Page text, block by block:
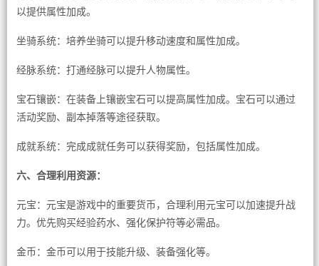
以提供属性加成。
坐骑系统：培养坐骑可以提升移动速度和属性加成。
经脉系统：打通经脉可以提升人物属性。
宝石镶嵌：在装备上镶嵌宝石可以提高属性加成。宝石可以通过
活动奖励、副本掉落等途径获取。
成就系统：完成成就任务可以获得奖励，包括属性加成。
六、合理利用资源：
元宝：元宝是游戏中的重要货币，合理利用元宝可以加速提升战
力。优先购买经验药水、强化保护符等必需品。
金币：金币可以用于技能升级、装备强化等。